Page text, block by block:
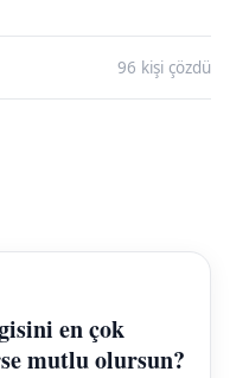
96 kişi çözdü
en çok
mutlu olursun?